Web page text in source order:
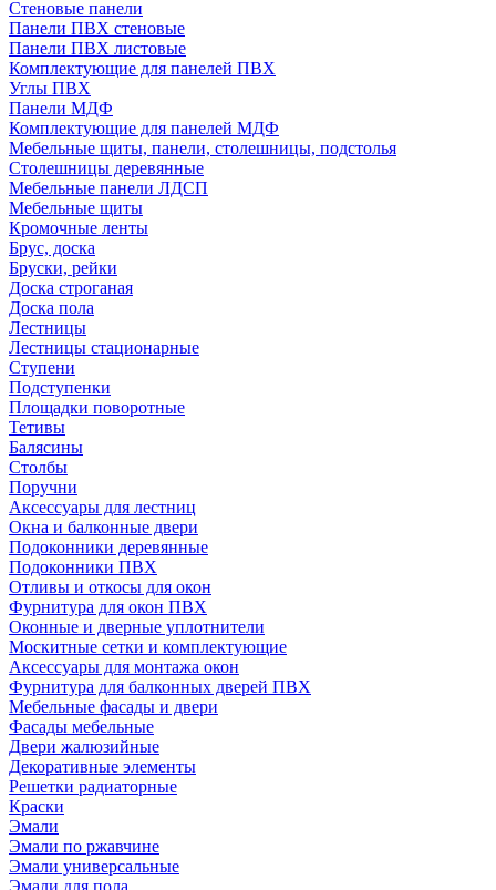
Стеновые панели
Панели ПВХ стеновые
Панели ПВХ листовые
Комплектующие для панелей ПВХ
Углы ПВХ
Панели МДФ
Комплектующие для панелей МДФ
Мебельные щиты, панели, столешницы, подстолья
Столешницы деревянные
Мебельные панели ЛДСП
Мебельные щиты
Кромочные ленты
Брус, доска
Бруски, рейки
Доска строганая
Доска пола
Лестницы
Лестницы стационарные
Ступени
Подступенки
Площадки поворотные
Тетивы
Балясины
Столбы
Поручни
Аксессуары для лестниц
Окна и балконные двери
Подоконники деревянные
Подоконники ПВХ
Отливы и откосы для окон
Фурнитура для окон ПВХ
Оконные и дверные уплотнители
Москитные сетки и комплектующие
Аксессуары для монтажа окон
Фурнитура для балконных дверей ПВХ
Мебельные фасады и двери
Фасады мебельные
Двери жалюзийные
Декоративные элементы
Решетки радиаторные
Краски
Эмали
Эмали по ржавчине
Эмали универсальные
Эмали для пола